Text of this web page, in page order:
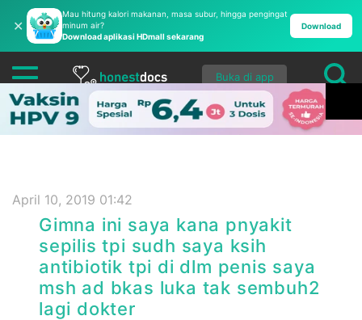
✕
Mau hitung kalori makanan, masa subur, hingga pengingat
minum air?
Download aplikasi HDmall sekarang
Download
Buka di app
April 10, 2019 01:42
Gimna ini saya kana pnyakit
sepilis tpi sudh saya ksih
antibiotik tpi di dlm penis saya
msh ad bkas luka tak sembuh2
lagi dokter